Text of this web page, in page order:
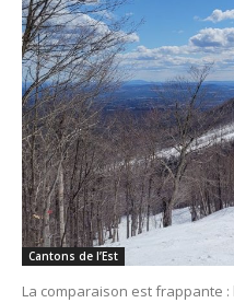
Cantons de l’Est
La comparaison est frappante